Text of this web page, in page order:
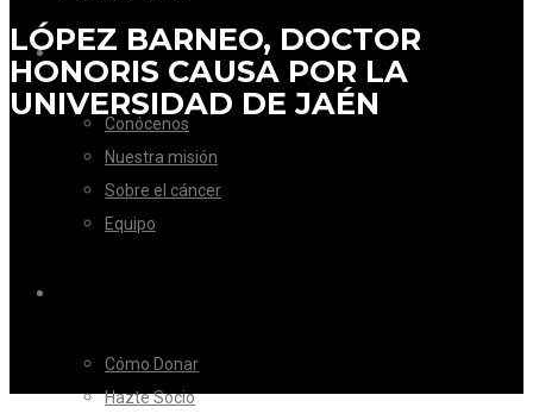
LA FUNDACIÓN
Conócenos
Nuestra misión
Sobre el cáncer
Equipo
Cómo Donar
Hazte Socio
LÓPEZ BARNEO, DOCTOR
HONORIS CAUSA POR LA
UNIVERSIDAD DE JAÉN